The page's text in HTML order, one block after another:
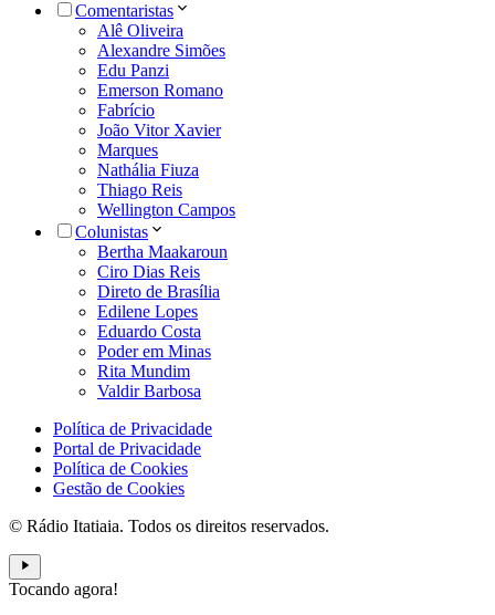
Comentaristas
Alê Oliveira
Alexandre Simões
Edu Panzi
Emerson Romano
Fabrício
João Vitor Xavier
Marques
Nathália Fiuza
Thiago Reis
Wellington Campos
Colunistas
Bertha Maakaroun
Ciro Dias Reis
Direto de Brasília
Edilene Lopes
Eduardo Costa
Poder em Minas
Rita Mundim
Valdir Barbosa
Política de Privacidade
Portal de Privacidade
Política de Cookies
Gestão de Cookies
© Rádio Itatiaia. Todos os direitos reservados.
Tocando agora!